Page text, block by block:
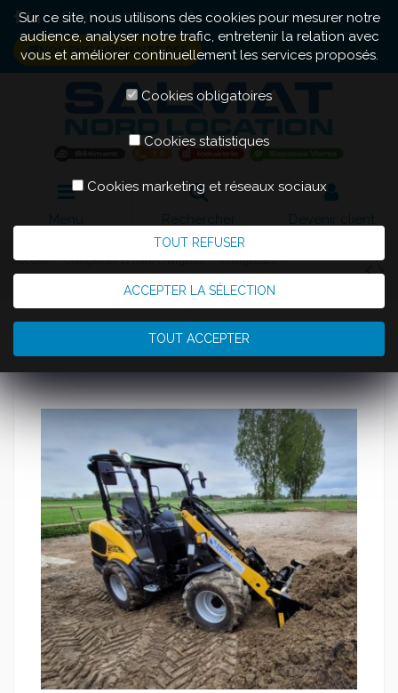
Contactez-nous 03 20 22 04 84
NOS ENGAGEMENTS RSE
Menu Rechercher Devenir client
Accueil Chargeuses et mini-chargeurs
Chargeuses
Chargeuse articulée 300 Litres Godet 4 en 1
Sur ce site, nous utilisons des cookies pour mesurer notre
audience, analyser notre trafic, entretenir la relation avec
vous et améliorer continuellement les services proposés.
Cookies obligatoires
Cookies statistiques
Cookies marketing et réseaux sociaux
TOUT REFUSER
ACCEPTER LA SÉLECTION
TOUT ACCEPTER